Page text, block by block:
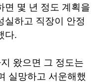
면 몇 년 정도 계획을
실하고 직장이 안정
다.
왔으면 그 정도는
실망하고 서운해했